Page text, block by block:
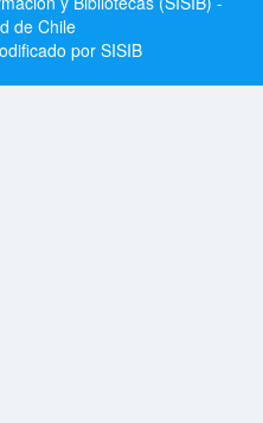
de Chile
por SISIB